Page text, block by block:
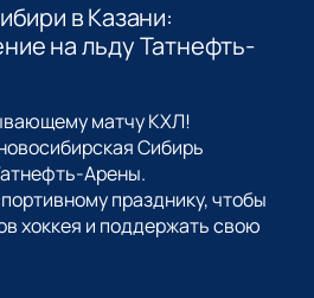
в Казани:
на льду Татнефть-
матчу КХЛ!
Сибирь
Арены.
празднику, чтобы
хоккея и поддержать свою